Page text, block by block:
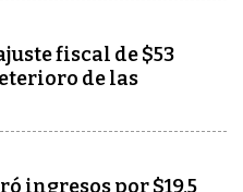
fiscal de $53
de las
ingresos por $19,5